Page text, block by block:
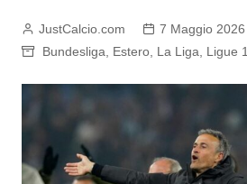
JustCalcio.com
7 Maggio 2026
Bundesliga
Estero, La Liga Ligue 1